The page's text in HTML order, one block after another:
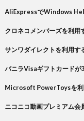
AliExpressでWindows
クロネコメンバーズを利用
サンワダイレクトを利用す
バニラVisaギフトカード
Microsoft PowerToysを利
ニコニコ動画プレミアム会